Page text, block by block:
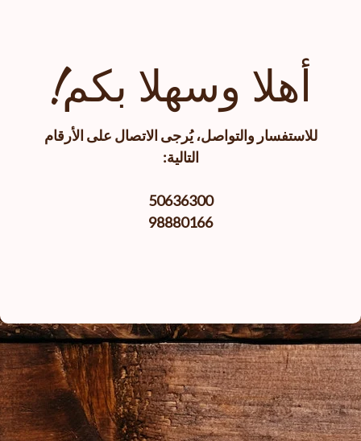
أهلا وسهلا بكم!
للاستفسار والتواصل، يُرجى الاتصال على الأرقام
التالية:
50636300
98880166